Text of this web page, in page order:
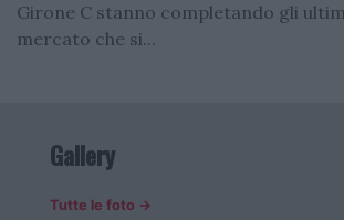
Girone C stanno completando gli
mercato che si...
Gallery
Tutte le foto →